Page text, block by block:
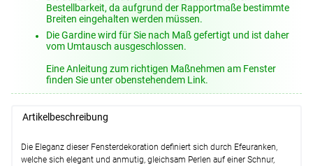
Optionen verfügbar, bitte konfigurieren.
Lysel - Klemmstange Light #1W(ab
+12,95 EUR)
Optionen verfügbar, bitte konfigurieren.
Lysel - Klemmstange Easy #1W (ab
Lysel - SET Klemmstangen Smart #1W
(ab +17,95 EUR)
Bestellbarkeit, da aufgrund der Rapportmaße bestimmte
Breiten eingehalten werden müssen.
Die Gardine wird für Sie nach Maß gefertigt und ist daher
vom Umtausch ausgeschlossen.
Eine Anleitung zum richtigen Maßnehmen am Fenster
finden Sie unter obenstehendem Link.
Artikelbeschreibung
Die Eleganz dieser Fensterdekoration definiert sich durch Efeuranken,
welche sich elegant und anmutig, gleichsam Perlen auf einer Schnur,